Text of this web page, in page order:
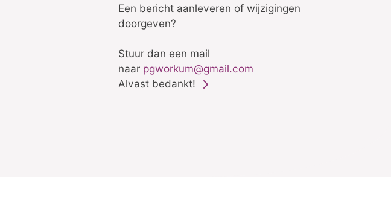
Een bericht aanleveren of wijzigingen
doorgeven?
Stuur dan een mail
naar pgworkum@gmail.com
Alvast bedankt!